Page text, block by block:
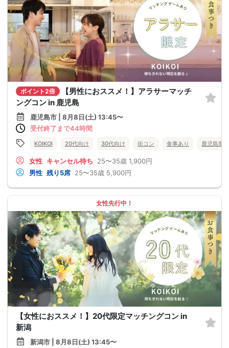
ポイント2倍
【男性におススメ！】アラサーマッチ
ングコン in 鹿児島
鹿児島市 | 8月8日(土) 13:45〜
受付終了まで44時間
KOIKOI 20代向け 30代向け 街コン 食事あり 鹿児島県
女性 キャンセル待ち 25〜35歳 1,900円
男性 残り5席 25〜35歳 5,900円
女性先行中！
【女性におススメ！】20代限定マッチングコン in
新潟
新潟市 | 8月8日(土) 13:45〜